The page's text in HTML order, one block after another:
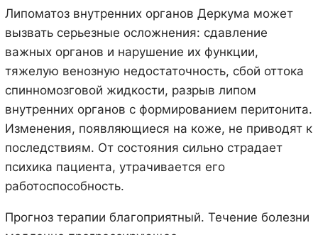
Липоматоз внутренних органов Деркума может
вызвать серьезные осложнения: сдавление
важных органов и нарушение их функции,
тяжелую венозную недостаточность, сбой оттока
спинномозговой жидкости, разрыв липом
внутренних органов с формированием перитонита.
Изменения, появляющиеся на коже, не приводят к
последствиям. От состояния сильно страдает
психика пациента, утрачивается его
работоспособность.
Прогноз терапии благоприятный. Течение болезни